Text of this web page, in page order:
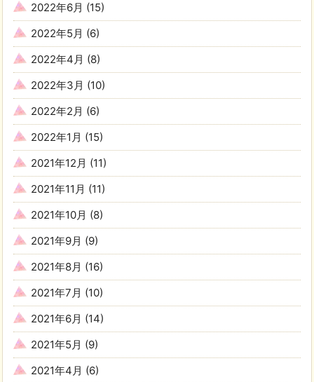
2022年6月 (15)
2022年5月 (6)
2022年4月 (8)
2022年3月 (10)
2022年2月 (6)
2022年1月 (15)
2021年12月 (11)
2021年11月 (11)
2021年10月 (8)
2021年9月 (9)
2021年8月 (16)
2021年7月 (10)
2021年6月 (14)
2021年5月 (9)
2021年4月 (6)